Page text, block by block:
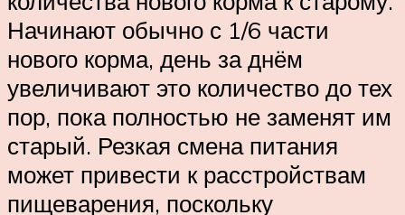
Начинают обычно с 1/6 части
нового корма, день за днём
увеличивают это количество до тех
пор, пока полностью не заменят им
старый. Резкая смена питания
может привести к расстройствам
пищеварения, поскольку